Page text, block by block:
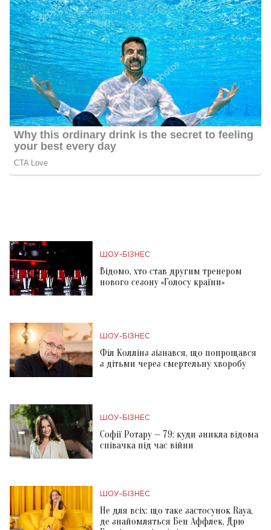
ШОУ-БІЗНЕС
Відомо, хто став другим тренером
нового сезону «Голосу країни»
ШОУ-БІЗНЕС
Філ Коллінз зізнався, що попрощався
з дітьми через смертельну хворобу
ШОУ-БІЗНЕС
Софії Ротару — 79: куди зникла відома
співачка під час війни
ШОУ-БІЗНЕС
Не для всіх: що таке застосунок Raya,
де знайомляться Бен Аффлек, Дрю